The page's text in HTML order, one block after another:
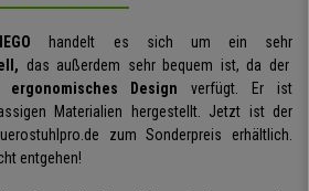
handelt es sich um ein sehr
das außerdem sehr bequem ist, da der
ergonomisches Design verfügt. Er ist
Materialien hergestellt. Jetzt ist der
zum Sonderpreis erhältlich.
entgehen!